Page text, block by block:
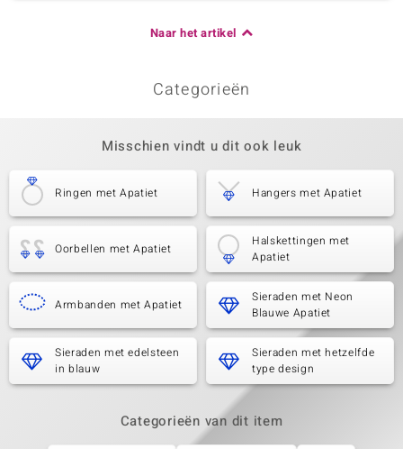
Naar het artikel
Categorieën
Misschien vindt u dit ook leuk
Ringen met Apatiet Hangers met Apatiet
Oorbellen met Apatiet
Halskettingen met
Apatiet
Armbanden met Apatiet
Sieraden met Neon
Blauwe Apatiet
Sieraden met edelsteen
in blauw
Sieraden met hetzelfde
type design
Categorieën van dit item